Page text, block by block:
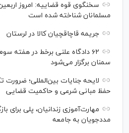
سخنگوی قوه قضاییه: امروز
مسلمانان شناخته شده است
جریمه قاچاقچیان کالا در لرستان
۶۲ دادگاه علنی برخط در هفته
سمنان برگزار می‌شود
لایحه جنایات بین‌المللی؛ ضرورت
حفظ مبانی شرعی و حاکمیت قضایی
مهارت‌آموزی زندانیان، پلی برای
مددجویان به جامعه